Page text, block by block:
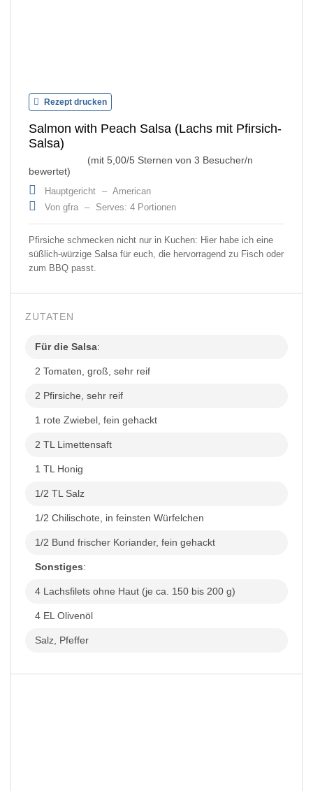
Rezept drucken
Salmon with Peach Salsa (Lachs mit Pfirsich-
Salsa)
(mit 5,00/5 Sternen von 3 Besucher/n
bewertet)
Hauptgericht – American
Von gfra – Serves: 4 Portionen
Pfirsiche schmecken nicht nur in Kuchen: Hier habe ich eine
süßlich-würzige Salsa für euch, die hervorragend zu Fisch oder
zum BBQ passt.
ZUTATEN
Für die Salsa:
2 Tomaten, groß, sehr reif
2 Pfirsiche, sehr reif
1 rote Zwiebel, fein gehackt
2 TL Limettensaft
1 TL Honig
1/2 TL Salz
1/2 Chilischote, in feinsten Würfelchen
1/2 Bund frischer Koriander, fein gehackt
Sonstiges:
4 Lachsfilets ohne Haut (je ca. 150 bis 200 g)
4 EL Olivenöl
Salz, Pfeffer